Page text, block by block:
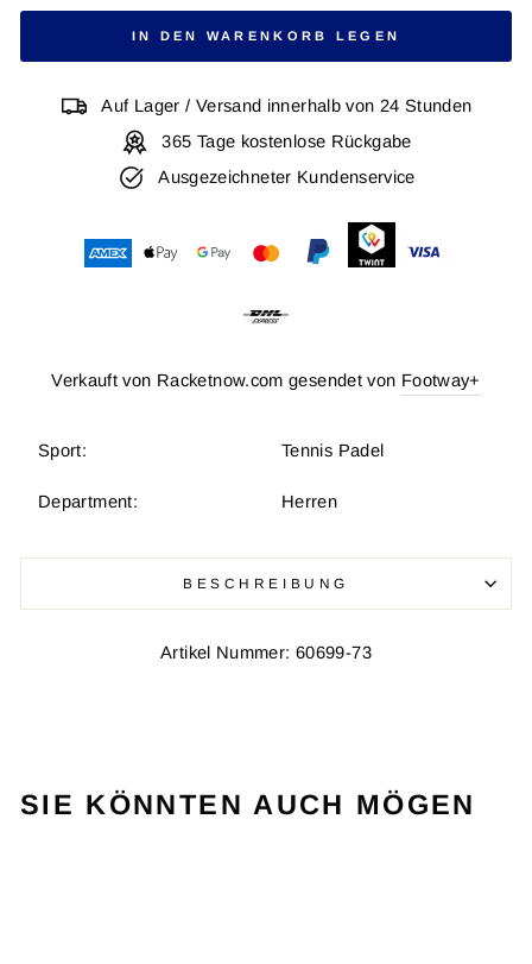
IN DEN WARENKORB LEGEN
Auf Lager / Versand innerhalb von 24 Stunden
365 Tage kostenlose Rückgabe
Ausgezeichneter Kundenservice
Verkauft von Racketnow.com gesendet von Footway+
Sport: Tennis Padel
Department: Herren
BESCHREIBUNG
Artikel Nummer: 60699-73
SIE KÖNNTEN AUCH MÖGEN